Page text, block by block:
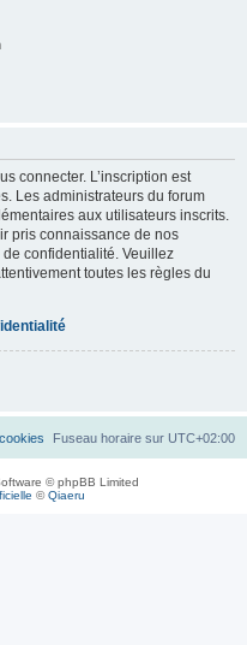
connecter. L’inscription est
Les administrateurs du forum
aux utilisateurs inscrits.
pris connaissance de nos
confidentialité. Veuillez
toutes les règles du
Fuseau horaire sur UTC+02:00
© phpBB Limited
©Qiaeru